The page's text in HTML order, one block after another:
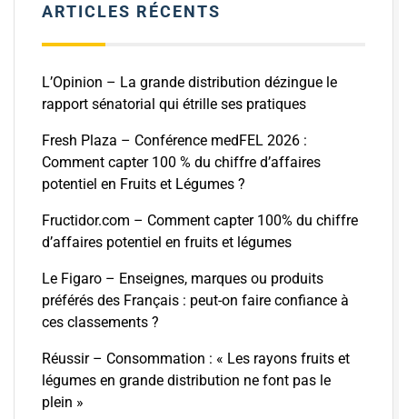
ARTICLES RÉCENTS
L’Opinion – La grande distribution dézingue le
rapport sénatorial qui étrille ses pratiques
Fresh Plaza – Conférence medFEL 2026 :
Comment capter 100 % du chiffre d’affaires
potentiel en Fruits et Légumes ?
Fructidor.com – Comment capter 100% du chiffre
d’affaires potentiel en fruits et légumes
Le Figaro – Enseignes, marques ou produits
préférés des Français : peut-on faire confiance à
ces classements ?
Réussir – Consommation : « Les rayons fruits et
légumes en grande distribution ne font pas le
plein »